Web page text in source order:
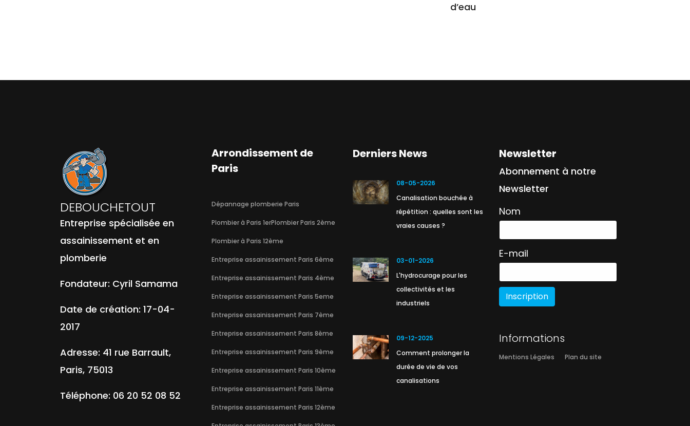
d’eau
DEBOUCHETOUT
Entreprise spécialisée en
assainissement et en
plomberie
Fondateur: Cyril Samama
Date de création: 17-04-
2017
Adresse: 41 rue Barrault,
Paris, 75013
Téléphone: 06 20 52 08 52
Arrondissement de
Paris
Dépannage plomberie Paris
Plombier à Paris 1erPlombier Paris 2ème
Plombier à Paris 12ème
Entreprise assainissement Paris 6ème
Entreprise assainissement Paris 4ème
Entreprise assainissement Paris 5eme
Entreprise assainissement Paris 7ème
Entreprise assainissement Paris 8ème
Entreprise assainissement Paris 9ème
Entreprise assainissement Paris 10ème
Entreprise assainissement Paris 11ème
Entreprise assainissement Paris 12ème
Derniers News
08-05-2026
Canalisation bouchée à
répétition : quelles sont les
vraies causes ?
03-01-2026
L'hydrocurage pour les
collectivités et les
industriels
09-12-2025
Comment prolonger la
durée de vie de vos
canalisations
Newsletter
Abonnement à notre
Newsletter
Nom
E-mail
Inscription
Informations
Mentions Légales Plan du site